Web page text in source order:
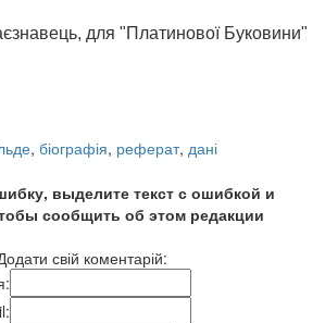
для "Платинової Буковини"
, біографія, реферат, дані
выделите текст с ошибкой и
сообщить об этом редакции
свій коментарій: